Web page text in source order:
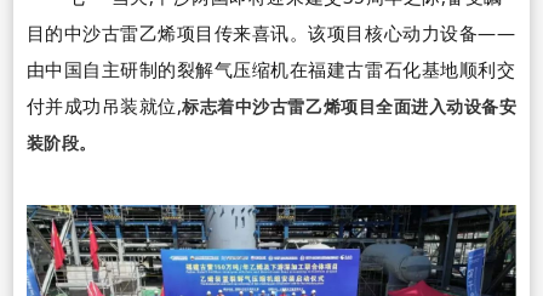
目的中沙古雷乙烯项目传来喜讯。该项目核心动力设备——
由中国自主研制的裂解气压缩机在福建古雷石化基地顺利交
付并成功吊装就位,标志着中沙古雷乙烯项目全面进入动设备安
装阶段。